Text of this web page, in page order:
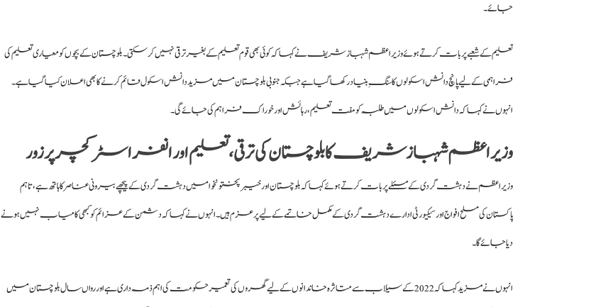
جائے۔
تعلیم کے شعبے پر بات کرتے ہوئے وزیراعظم شہباز شریف نے کہا کہ کوئی بھی قوم تعلیم کے بغیر ترقی نہیں کر سکتی۔ بلوچستان کے بچوں کو معیاری تعلیم کی
فراہمی کے لیے پانچ دانش اسکولوں کا سنگِ بنیاد رکھا گیا ہے جبکہ جنوبی بلوچستان میں مزید دانش اسکول قائم کرنے کا بھی اعلان کیا گیا ہے۔
انہوں نے کہا کہ دانش اسکولوں میں طلبہ کو مفت تعلیم، رہائش اور خوراک فراہم کی جائے گی۔
وزیراعظم شہباز شریف کا بلوچستان کی ترقی، تعلیم اور انفراسٹرکچر پر زور
وزیراعظم نے دہشت گردی کے مسئلے پر بات کرتے ہوئے کہا کہ بلوچستان اور خیبر پختونخوا میں دہشت گردی کے پیچھے بیرونی عناصر کا ہاتھ ہے، تاہم
پاکستان کی مسلح افواج اور سیکیورٹی ادارے دہشت گردی کے مکمل خاتمے کے لیے پرعزم ہیں۔ انہوں نے کہا کہ دشمن کے عزائم کو کبھی کامیاب نہیں ہونے
دیا جائے گا۔
انہوں نے مزید کہا کہ 2022 کے سیلاب سے متاثرہ خاندانوں کے لیے گھروں کی تعمیر حکومت کی اہم ذمہ داری ہے اور رواں سال بلوچستان میں